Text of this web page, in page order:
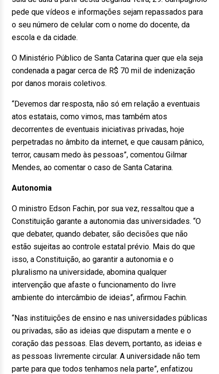
pede que vídeos e informações sejam repassados para
o seu número de celular com o nome do docente, da
escola e da cidade.
O Ministério Público de Santa Catarina quer que ela seja
condenada a pagar cerca de R$ 70 mil de indenização
por danos morais coletivos.
“Devemos dar resposta, não só em relação a eventuais
atos estatais, como vimos, mas também atos
decorrentes de eventuais iniciativas privadas, hoje
perpetradas no âmbito da internet, e que causam pânico,
terror, causam medo às pessoas”, comentou Gilmar
Mendes, ao comentar o caso de Santa Catarina.
Autonomia
O ministro Edson Fachin, por sua vez, ressaltou que a
Constituição garante a autonomia das universidades. “O
que debater, quando debater, são decisões que não
estão sujeitas ao controle estatal prévio. Mais do que
isso, a Constituição, ao garantir a autonomia e o
pluralismo na universidade, abomina qualquer
intervenção que afaste o funcionamento do livre
ambiente do intercâmbio de ideias”, afirmou Fachin.
“Nas instituições de ensino e nas universidades públicas
ou privadas, são as ideias que disputam a mente e o
coração das pessoas. Elas devem, portanto, as ideias e
as pessoas livremente circular. A universidade não tem
parte para que todos tenhamos nela parte”, enfatizou